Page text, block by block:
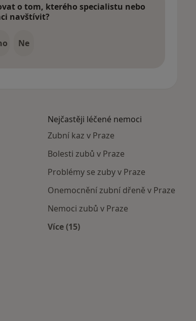
o tom, kterého specialistu nebo
navštívit?
Ne
Nejčastěji léčené nemoci
Zubní kaz v Praze
Bolesti zubů v Praze
Problémy se zuby v Praze
Onemocnění zubní dřeně v Praze
Nemoci zubů v Praze
Více (15)